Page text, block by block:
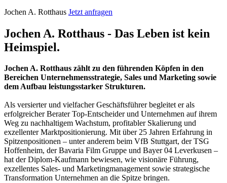
Jochen A. Rotthaus Jetzt anfragen
Jochen A. Rotthaus - Das Leben ist kein
Heimspiel.
Jochen A. Rotthaus zählt zu den führenden Köpfen in den
Bereichen Unternehmensstrategie, Sales und Marketing sowie
dem Aufbau leistungsstarker Strukturen.
Als versierter und vielfacher Geschäftsführer begleitet er als
erfolgreicher Berater Top-Entscheider und Unternehmen auf ihrem
Weg zu nachhaltigem Wachstum, profitabler Skalierung und
exzellenter Marktpositionierung. Mit über 25 Jahren Erfahrung in
Spitzenpositionen – unter anderem beim VfB Stuttgart, der TSG
Hoffenheim, der Bavaria Film Gruppe und Bayer 04 Leverkusen –
hat der Diplom-Kaufmann bewiesen, wie visionäre Führung,
exzellentes Sales- und Marketingmanagement sowie strategische
Transformation Unternehmen an die Spitze bringen.